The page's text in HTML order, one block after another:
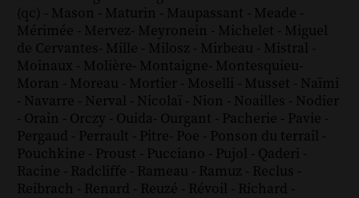
(qc) - Mason - Maturin - Maupassant - Meade -
Mérimée - Mervez- Meyronein - Michelet - Miguel
de Cervantes- Mille - Milosz - Mirbeau - Mistral -
Moinaux - Molière- Montaigne- Montesquieu-
Moran - Moreau - Mortier - Moselli - Musset - Naïmi
- Navarre - Nerval - Nicolaï - Nion - Noailles - Nodier
- Orain - Orczy - Ouida- Ourgant - Pacherie - Pavie -
Pergaud - Perrault - Pitre- Poe - Ponson du terrail -
Pouchkine - Proust - Pucciano - Pujol - Qaderi -
Racine - Radcliffe - Rameau - Ramuz - Reclus -
Reibrach - Renard - Reuzé - Révoil - Richard -